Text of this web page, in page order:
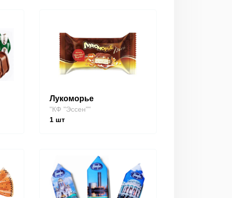
Лукоморье
"КФ "Эссен""
1шт